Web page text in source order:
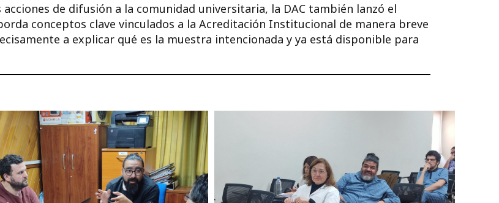
de difusión a la comunidad universitaria, la DAC también lanzó el
conceptos clave vinculados a la Acreditación Institucional de manera breve
a explicar qué es la muestra intencionada y ya está disponible para